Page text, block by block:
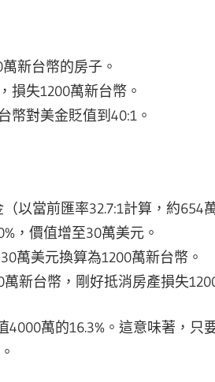
新台幣的房子。
損失1200萬新台幣。
幣對美金貶值到40:1。
以當前匯率32.7:1計算，約654
，價值增至30萬美元。
萬美元換算為1200萬新台幣。
新台幣，剛好抵消房產損失
4000萬的16.3%。這意味著，